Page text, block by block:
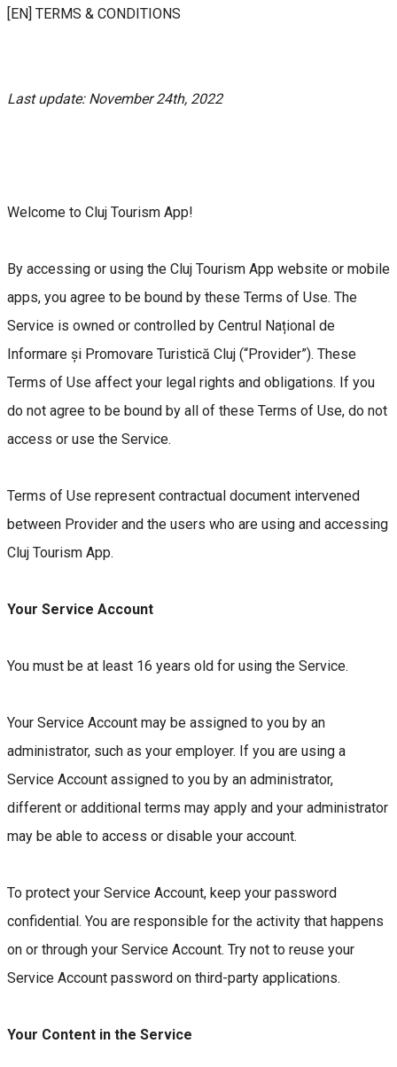
[EN] TERMS & CONDITIONS
Last update: November 24th, 2022
Welcome to Cluj Tourism App!
By accessing or using the Cluj Tourism App website or mobile
apps, you agree to be bound by these Terms of Use. The
Service is owned or controlled by Centrul Național de
Informare și Promovare Turistică Cluj (“Provider”). These
Terms of Use affect your legal rights and obligations. If you
do not agree to be bound by all of these Terms of Use, do not
access or use the Service.
Terms of Use represent contractual document intervened
between Provider and the users who are using and accessing
Cluj Tourism App.
Your Service Account
You must be at least 16 years old for using the Service.
Your Service Account may be assigned to you by an
administrator, such as your employer. If you are using a
Service Account assigned to you by an administrator,
different or additional terms may apply and your administrator
may be able to access or disable your account.
To protect your Service Account, keep your password
confidential. You are responsible for the activity that happens
on or through your Service Account. Try not to reuse your
Service Account password on third-party applications.
Your Content in the Service